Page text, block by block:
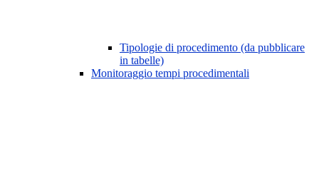
Tipologie di procedimento (da pubblicare
in tabelle)
Monitoraggio tempi procedimentali